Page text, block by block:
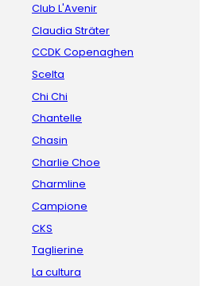
Club L'Avenir
Claudia Sträter
CCDK Copenaghen
Scelta
Chi Chi
Chantelle
Chasin
Charlie Choe
Charmline
Campione
CKS
Taglierine
La cultura